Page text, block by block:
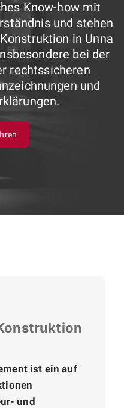
Know-how mit
und stehen
in Unna
bei der
rechtssicheren
und
ist ein auf
und